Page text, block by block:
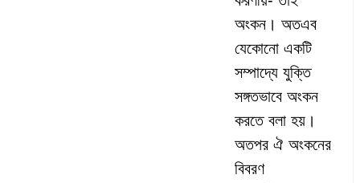
অংকন। অতএব
যেকোনো একটি
সম্পাদ্যে যুক্তি
সঙ্গতভাবে অংকন
করতে বলা হয়।
অতপর ঐ অংকনের
বিবরণ